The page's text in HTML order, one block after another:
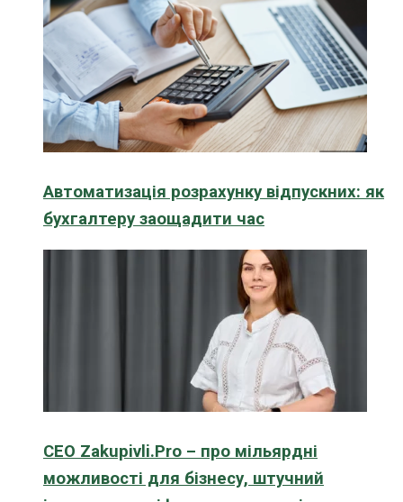
Автоматизація розрахунку відпускних: як
бухгалтеру заощадити час
CEO Zakupivli.Pro – про мільярдні
можливості для бізнесу, штучний